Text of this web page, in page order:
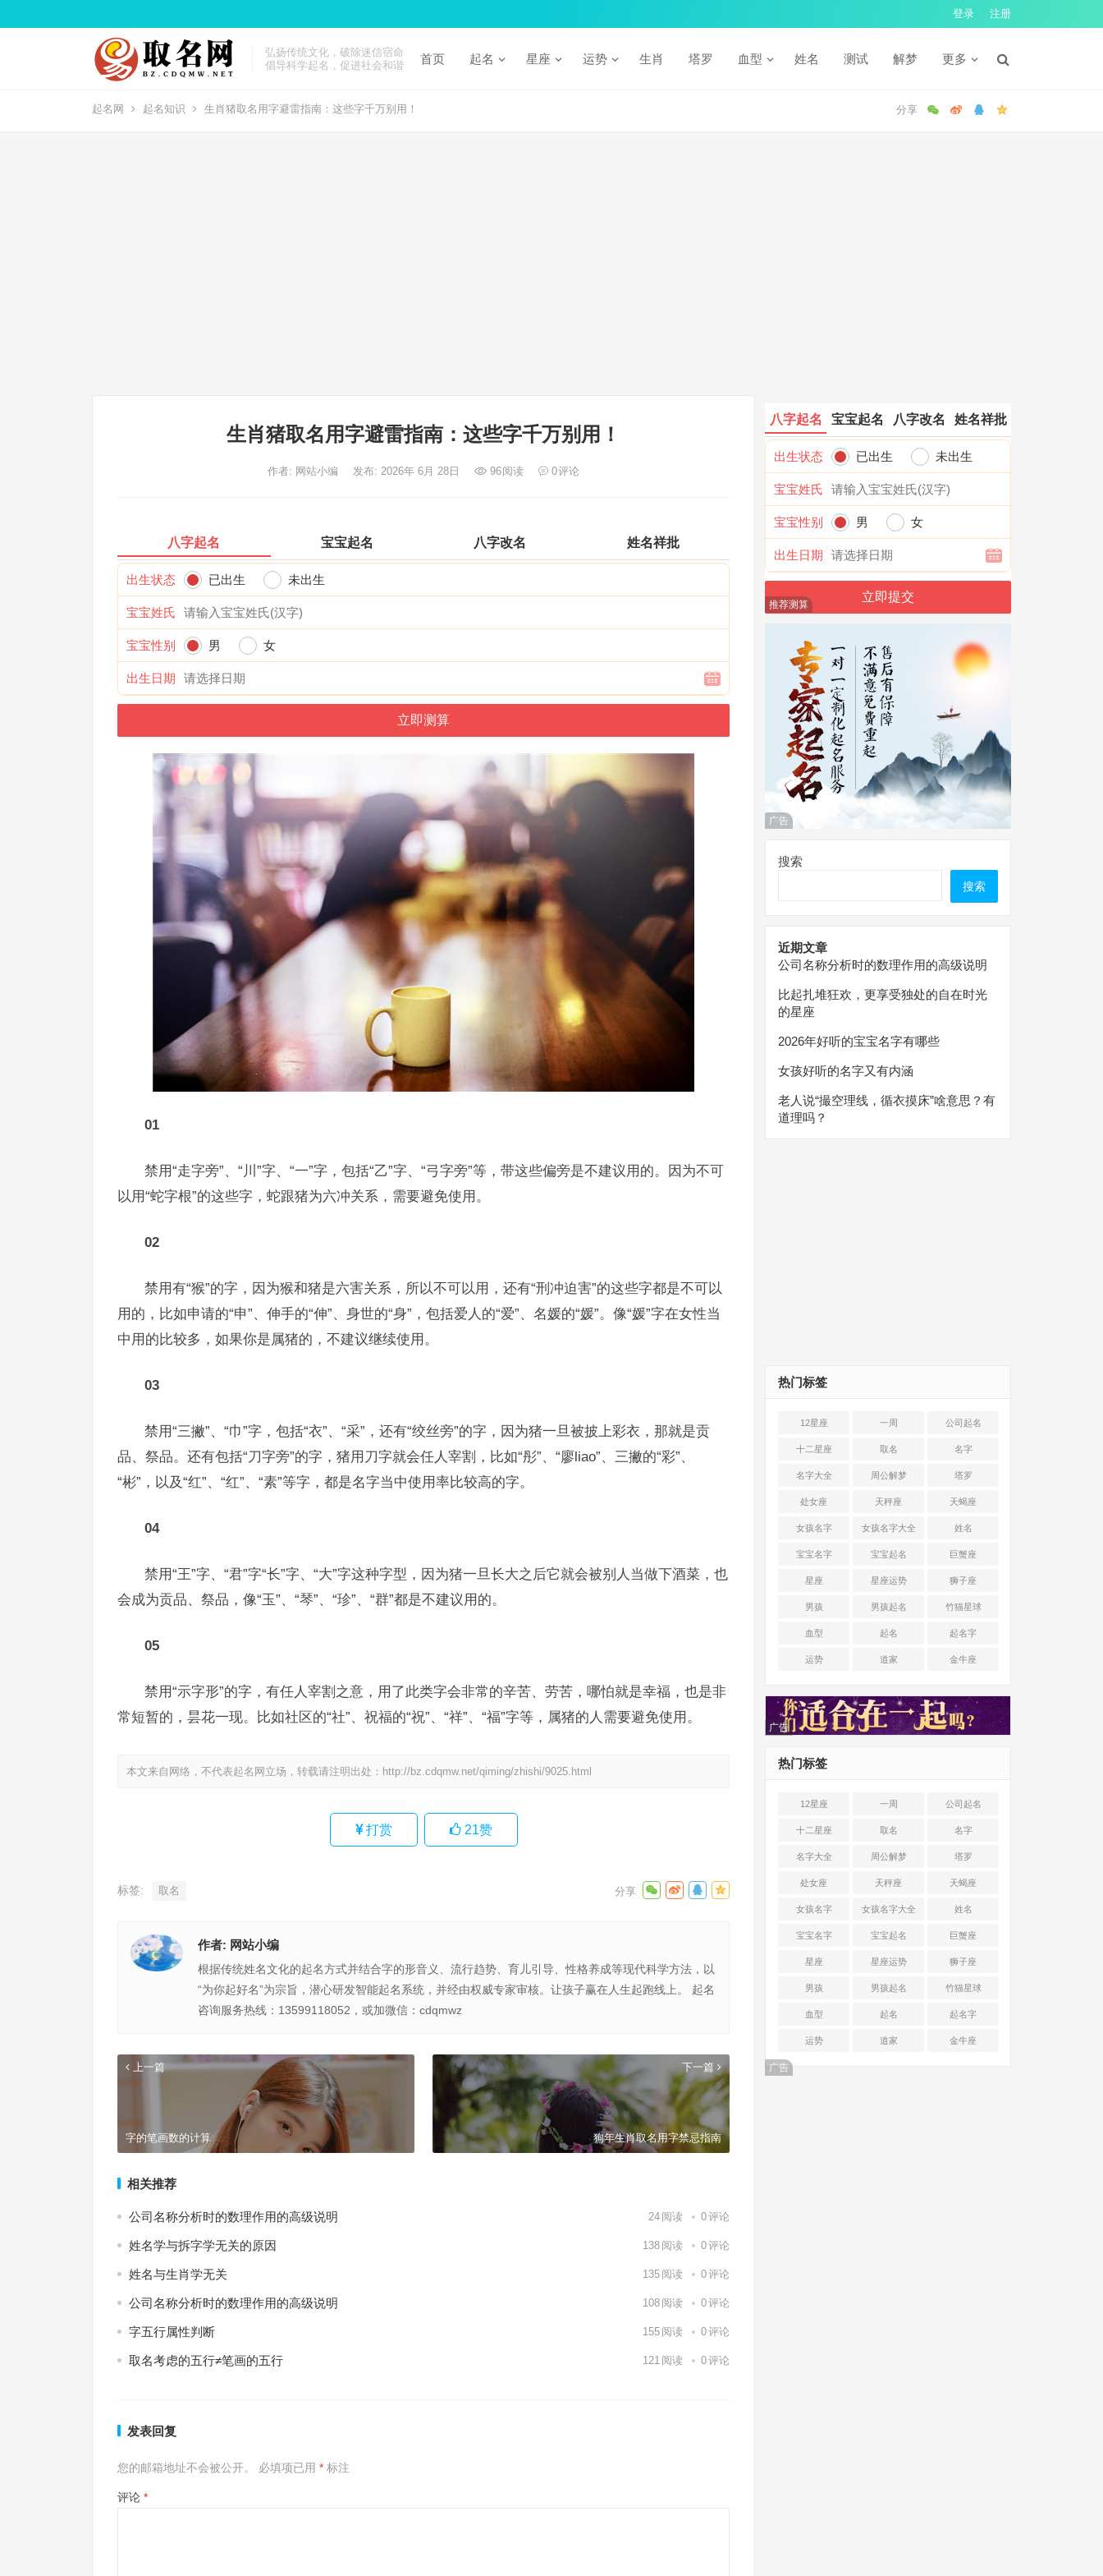
登录 注册
弘扬传统文化，破除迷信宿命
倡导科学起名，促进社会和谐
首页 起名 星座 运势 生肖 塔罗 血型 姓名 测试 解梦 更多
起名网 起名知识 生肖猪取名用字避雷指南：这些字千万别用！
生肖猪取名用字避雷指南：这些字千万别用！
作者: 网站小编 发布: 2026年 6月 28日 96阅读 0评论
八字起名 宝宝起名 八字改名 姓名祥批
出生状态 已出生 未出生
宝宝姓氏
宝宝性别 男 女
出生日期
01
禁用“走字旁”、“川”字、“一”字，包括“乙”字、“弓字旁”等，带这些偏旁是不建议用的。因为不可
以用“蛇字根”的这些字，蛇跟猪为六冲关系，需要避免使用。
02
禁用有“猴”的字，因为猴和猪是六害关系，所以不可以用，还有“刑冲迫害”的这些字都是不可以
用的，比如申请的“申”、伸手的“伸”、身世的“身”，包括爱人的“爱”、名媛的“媛”。像“媛”字在女性当
中用的比较多，如果你是属猪的，不建议继续使用。
03
禁用“三撇”、“巾”字，包括“衣”、“采”，还有“绞丝旁”的字，因为猪一旦被披上彩衣，那就是贡
品、祭品。还有包括“刀字旁”的字，猪用刀字就会任人宰割，比如“彤”、“廖liao”、三撇的“彩”、
“彬”，以及“红”、“红”、“素”等字，都是名字当中使用率比较高的字。
04
禁用“王”字、“君”字“长”字、“大”字这种字型，因为猪一旦长大之后它就会被别人当做下酒菜，也
会成为贡品、祭品，像“玉”、“琴”、“珍”、“群”都是不建议用的。
05
禁用“示字形”的字，有任人宰割之意，用了此类字会非常的辛苦、劳苦，哪怕就是幸福，也是非
常短暂的，昙花一现。比如社区的“社”、祝福的“祝”、“祥”、“福”字等，属猪的人需要避免使用。
本文来自网络，不代表起名网立场，转载请注明出处： http://bz.cdqmw.net/qiming/zhishi/9025.html
打赏 21赞
标签: 取名
作者: 网站小编
根据传统姓名文化的起名方式并结合字的形音义、流行趋势、育儿引导、性格养成等现代科学方法，以
“为你起好名”为宗旨，潜心研发智能起名系统，并经由权威专家审核。让孩子赢在人生起跑线上。 起名
咨询服务热线：13599118052，或加微信：cdqmwz
上一篇
字的笔画数的计算
下一篇
狗年生肖取名用字禁忌指南
相关推荐
公司名称分析时的数理作用的高级说明 24 阅读 0评论
姓名学与拆字学无关的原因 138 阅读 0评论
姓名与生肖学无关 135 阅读 0评论
公司名称分析时的数理作用的高级说明 108 阅读 0评论
字五行属性判断 155 阅读 0评论
取名考虑的五行≠笔画的五行 121 阅读 0评论
发表回复
您的邮箱地址不会被公开。 必填项已用 * 标注
评论 *
八字起名 宝宝起名 八字改名 姓名祥批
出生状态 已出生 未出生
宝宝姓氏
宝宝性别 男 女
出生日期
推荐测算
广告
搜索
搜索
近期文章
公司名称分析时的数理作用的高级说明
比起扎堆狂欢，更享受独处的自在时光
的星座
2026年好听的宝宝名字有哪些
女孩好听的名字又有内涵
老人说“撮空理线，循衣摸床”啥意思？有
道理吗？
热门标签
12星座 一周 公司起名
十二星座 取名 名字
名字大全 周公解梦 塔罗
处女座 天秤座 天蝎座
女孩名字 女孩名字大全 姓名
宝宝名字 宝宝起名 巨蟹座
星座 星座运势 狮子座
男孩 男孩起名 竹猫星球
血型 起名 起名字
运势 道家 金牛座
广告
热门标签
12星座 一周 公司起名
十二星座 取名 名字
名字大全 周公解梦 塔罗
处女座 天秤座 天蝎座
女孩名字 女孩名字大全 姓名
宝宝名字 宝宝起名 巨蟹座
星座 星座运势 狮子座
男孩 男孩起名 竹猫星球
血型 起名 起名字
运势 道家 金牛座
广告